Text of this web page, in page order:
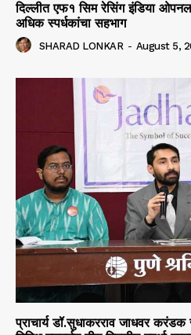
दिल्लीत एफ१ सिम रेसिंग इंडिया
अधिक स्पर्धकांचा सहभाग
SHARAD LONKAR - August 5,
प्राचार्य डॉ.सुधाकरराव जाधवर करंडक